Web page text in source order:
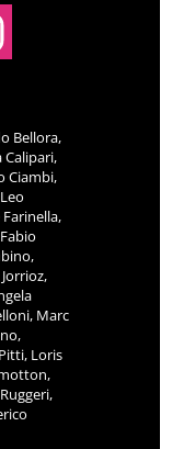
Bellora,
Ciambi,
Marc
Loris